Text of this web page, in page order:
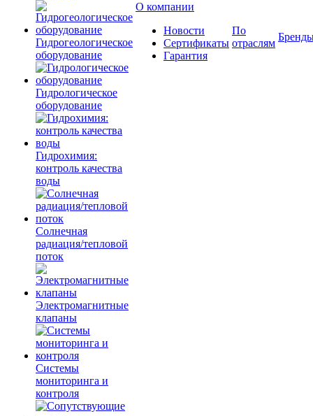
Гидрогеологическое
оборудование
Гидрологическое
оборудование
Гидрохимия:
контроль качества
воды
Солнечная
радиация/тепловой
поток
Электромагнитные
клапаны
Системы
мониторинга и
контроля
О компании
Новости
Сертификаты
Гарантия
По
отраслям